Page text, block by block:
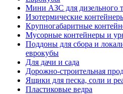
Мини АЗС для дизельного
Изотермические
Крупногабаритные
Мусорные контейнеры и
Поддоны для сбора и
еврокубы
Для дачи и сада
Дорожно-строительная
Ящики для песка, соли и
Пластиковые ведра